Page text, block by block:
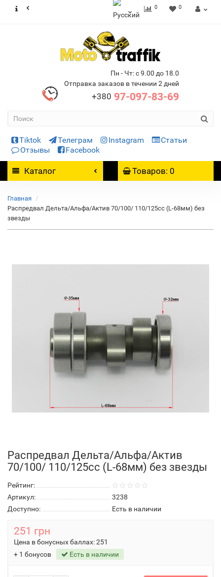
0 0
Пн - Чт: с 9.00 до 18.0
Отправка заказов в течении 2 дней
+380 97-097-83-69
Tiktok Телеграм Instagram
Статьи
Отзывы
Facebook
Каталог Товаров: 0
Главная
Распредвал Дельта/Альфа/Актив 70/100/ 110/125cc (L-68мм) без
звезды
Распредвал Дельта/Альфа/Актив
70/100/ 110/125cc (L-68мм) без звезды
Рейтинг:
Артикул:
3238
Доступно:
Есть в наличии
251 грн
Цена в бонусных баллах:251
+ 1 бонусов
Есть в наличии